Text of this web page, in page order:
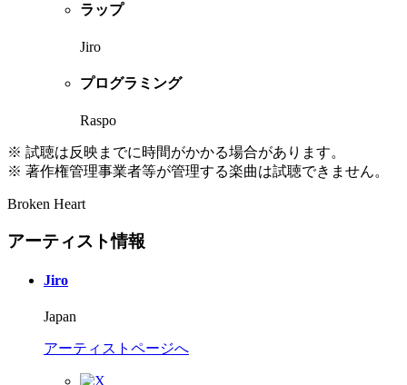
ラップ
Jiro
プログラミング
Raspo
※ 試聴は反映までに時間がかかる場合があります。
※ 著作権管理事業者等が管理する楽曲は試聴できません。
Broken Heart
アーティスト情報
Jiro
Japan
アーティストページへ